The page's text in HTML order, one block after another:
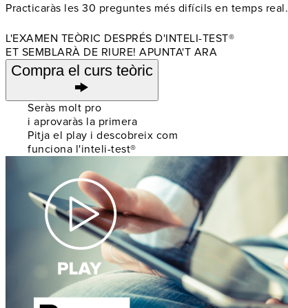
Practicaràs les 30 preguntes més difícils en temps real.
L'EXAMEN TEÒRIC DESPRÉS D'INTELI-TEST®
ET SEMBLARÀ DE RIURE! APUNTA'T ARA
Compra el curs teòric
Seràs molt pro
i aprovaràs la primera
Pitja el play i descobreix com
funciona l'inteli-test®